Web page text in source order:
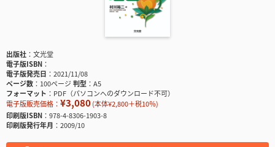
出版社
文光堂
電子版ISBN
電子版発売日
2021/11/08
ページ数
100ページ判型
A5
フォーマット
PDF（パソコンへのダウンロード不可）
電子版販売価格： ¥3,080(本体¥2,800＋税10％)
印刷版ISBN
978-4-8306-1903-8
印刷版発行年月
2009/10